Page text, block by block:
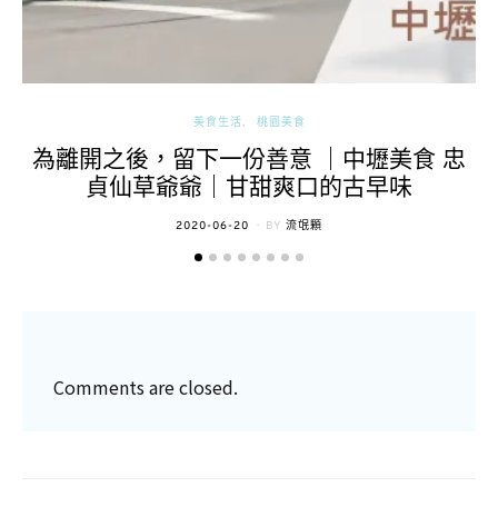
美食生活 桃園美食
為離開之後，留下一份善意 ｜中壢美食 忠
貞仙草爺爺｜甘甜爽口的古早味
POSTED
2020-06-20 BY 流氓顆
Comments are closed.